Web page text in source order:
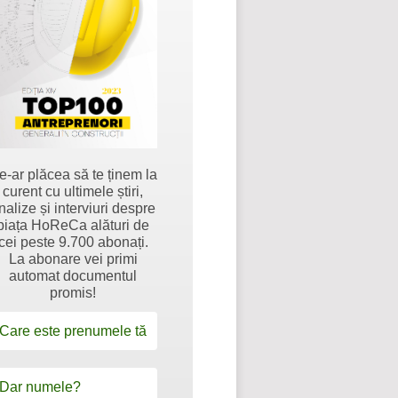
ar plăcea să te ținem la
curent cu ultimele știri,
și interviuri despre
HoReCa alături de
peste 9.700 abonați.
La abonare vei primi
automat documentul
promis!